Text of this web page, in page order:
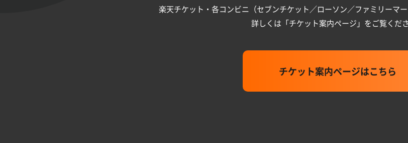
楽天チケット・各コンビニ（セブンチケット／ローソン／ファミリーマー
詳しくは「チケット案内ページ」をご覧くださ
チケット案内ページはこちら